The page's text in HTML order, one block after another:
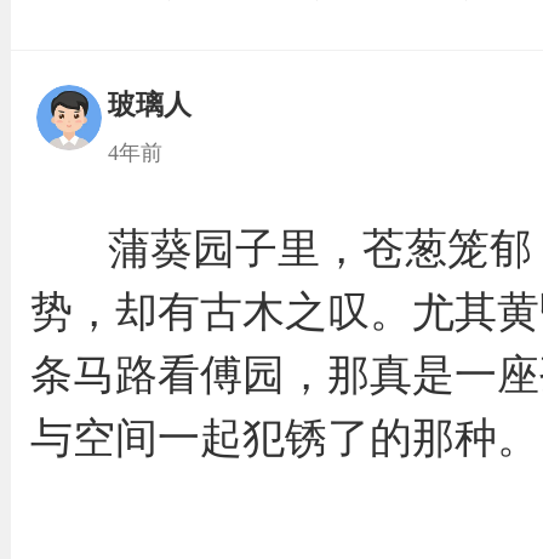
玻璃人
4年前
蒲葵园子里，苍葱笼
势，却有古木之叹。尤其
条马路看傅园，那真是一
与空间一起犯锈了的那种。